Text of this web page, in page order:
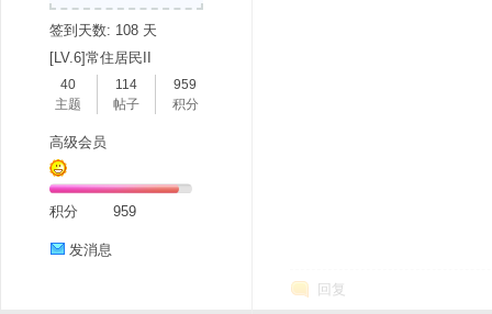
签到天数: 108 天
[LV.6]常住居民II
40
主题
114
帖子
959
积分
高级会员
积分 959
发消息
回复